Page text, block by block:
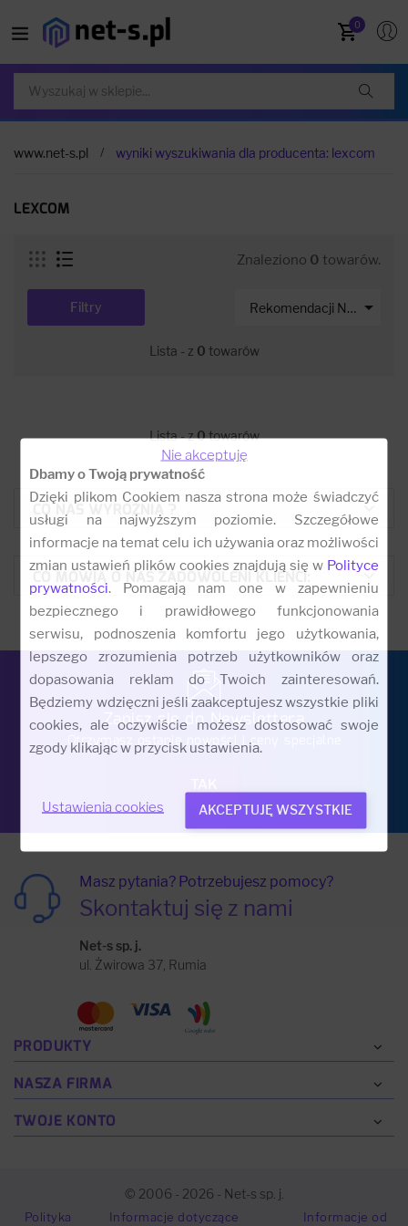
0
www.net-s.pl wyniki wyszukiwania dla producenta: lexcom
LEXCOM
Znaleziono 0 towarów.
Rekomendacji Net-s 
Filtry
Lista - z 0 towarów
Lista - z0towarów
CO NAS WYRÓŻNIA ?
CO MÓWIĄ O NAS ZADOWOLENI KLIENCI:
Zapisz się do Newslettera
Otrzymasz ostanie nowości i ceny specjalne
Masz pytania? Potrzebujesz pomocy?
Skontaktuj się z nami
Net-s sp. j.
ul. Żwirowa 37, Rumia
PRODUKTY
NASZA FIRMA
TWOJE KONTO
© 2006 - 2026 - Net-s sp. j.
Polityka Informacje dotyczące Informacje od
Nie akceptuję
Dbamy o Twoją prywatność
Dzięki plikom Cookiem nasza strona może świadczyć
usługi na najwyższym poziomie. Szczegółowe
informacje na temat celu ich używania oraz możliwości
zmian ustawień plików cookies znajdują się w Polityce
prywatności. Pomagają nam one w zapewnieniu
bezpiecznego i prawidłowego funkcjonowania
serwisu, podnoszenia komfortu jego użytkowania,
lepszego zrozumienia potrzeb użytkowników oraz
dopasowania reklam do Twoich zainteresowań.
Będziemy wdzięczni jeśli zaakceptujesz wszystkie pliki
cookies, ale oczywiście możesz dostosować swoje
zgody klikając w przycisk ustawienia.
Ustawienia cookies AKCEPTUJĘ WSZYSTKIE